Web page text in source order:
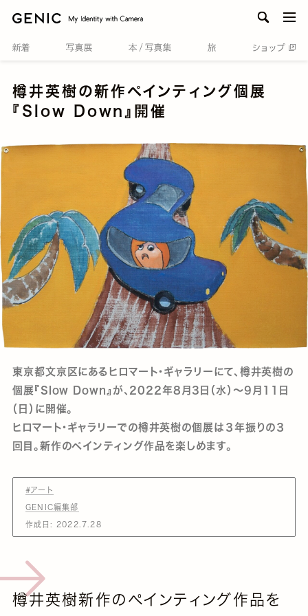
樽井英樹の新作ペインティング個展
『Slow Down』開催
東京都文京区にあるヒロマート・ギャラリーにて、樽井英樹の
個展『Slow Down』が、2022年8月3日（水）〜9月11日
（日）に開催。
ヒロマート・ギャラリーでの樽井英樹の個展は３年振りの３
回目。新作のペインティング作品を楽しめます。
#アート
GENIC編集部
作成日: 2022.7.28
樽井英樹新作のペインティング作品を